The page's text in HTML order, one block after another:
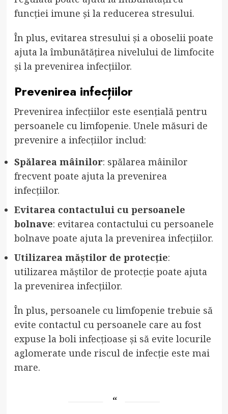
funcției imune și la reducerea stresului.
În plus, evitarea stresului și a oboselii poate
ajuta la îmbunătățirea nivelului de limfocite
și la prevenirea infecțiilor.
Prevenirea infecțiilor
Prevenirea infecțiilor este esențială pentru
persoanele cu limfopenie. Unele măsuri de
prevenire a infecțiilor includ:
Spălarea mâinilor: spălarea mâinilor
frecvent poate ajuta la prevenirea
infecțiilor.
Evitarea contactului cu persoanele
bolnave: evitarea contactului cu persoanele
bolnave poate ajuta la prevenirea infecțiilor.
Utilizarea măștilor de protecție:
utilizarea măștilor de protecție poate ajuta
la prevenirea infecțiilor.
În plus, persoanele cu limfopenie trebuie să
evite contactul cu persoanele care au fost
expuse la boli infecțioase și să evite locurile
aglomerate unde riscul de infecție este mai
mare.